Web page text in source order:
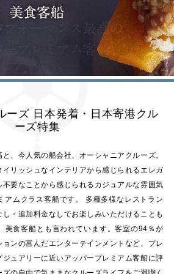
ーズ 日本発着・日本寄港クル
ーズ特集
、今人気の船会社、オーシャニアクルーズ。
リッシュなインテリアから感じられるエレガ
要なことから感じられるカジュアルな雰囲気
アムクラス客船です。 多種多様なレストラン
・追加料金なしでお楽しみいただけることも
美食客船とも言われています。客室の94％が
ンの富んだエンターテインメントなど、プレ
ジュアリーに近いアッパープレミアム客船に評